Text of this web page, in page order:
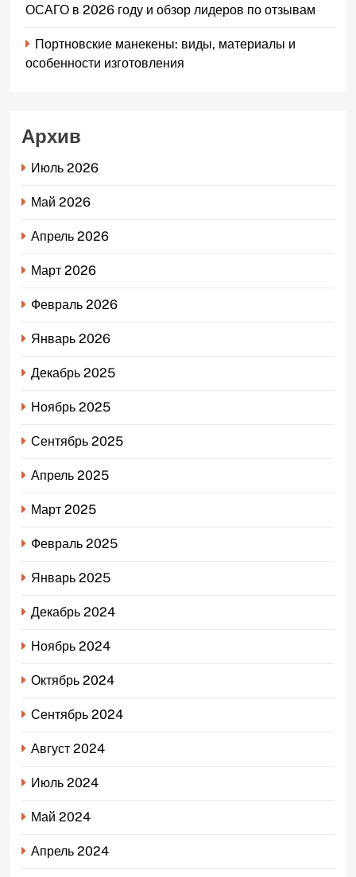
ОСАГО в 2026 году и обзор лидеров по отзывам
Портновские манекены: виды, материалы и
особенности изготовления
Архив
Июль 2026
Май 2026
Апрель 2026
Март 2026
Февраль 2026
Январь 2026
Декабрь 2025
Ноябрь 2025
Сентябрь 2025
Апрель 2025
Март 2025
Февраль 2025
Январь 2025
Декабрь 2024
Ноябрь 2024
Октябрь 2024
Сентябрь 2024
Август 2024
Июль 2024
Май 2024
Апрель 2024